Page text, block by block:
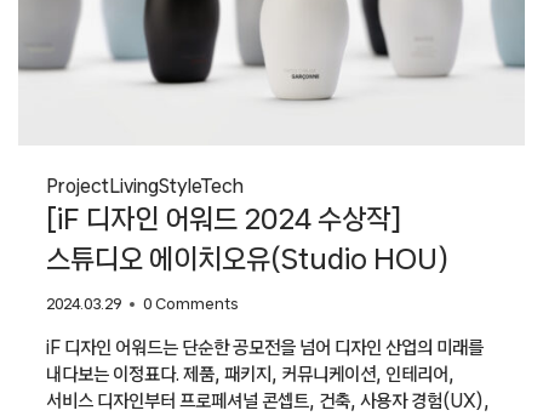
ProjectLivingStyleTech
[iF 디자인 어워드 2024 수상작]
스튜디오 에이치오유(Studio HOU)
2024.03.29 0 Comments
iF 디자인 어워드는 단순한 공모전을 넘어 디자인 산업의 미래를
내다보는 이정표다. 제품, 패키지, 커뮤니케이션, 인테리어,
서비스 디자인부터 프로페셔널 콘셉트, 건축, 사용자 경험(UX),